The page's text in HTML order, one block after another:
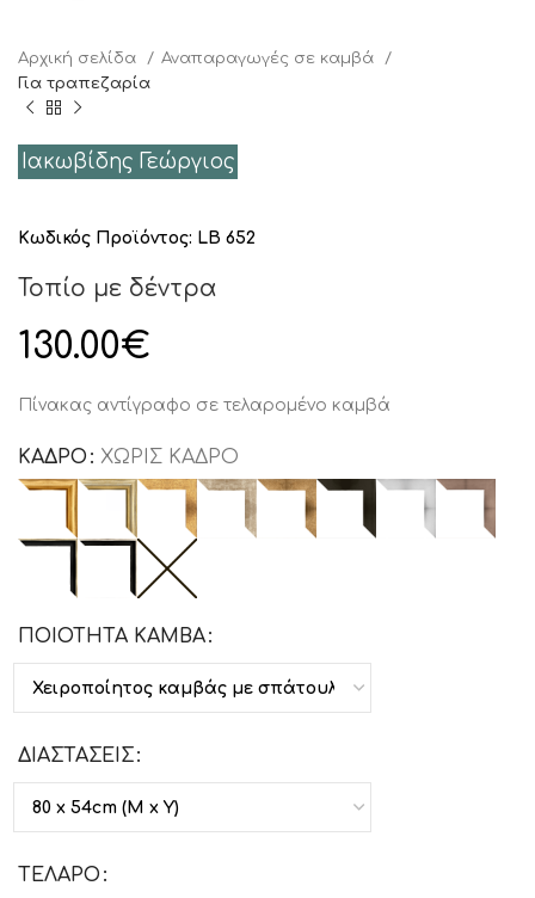
Αρχική σελίδα
Αναπαραγωγές σε καμβά
Για τραπεζαρία
Ιακωβίδης Γεώργιος
Κωδικός Προϊόντος: LB 652
Τοπίο με δέντρα
130.00€
Πίνακας αντίγραφο σε τελαρομένο καμβά
ΚΑΔΡΟ ΧΩΡΙΣ ΚΑΔΡΟ
ΠΟΙΟΤΗΤΑ ΚΑΜΒΑ
ΔΙΑΣΤΑΣΕΙΣ
ΤΕΛΑΡΟ